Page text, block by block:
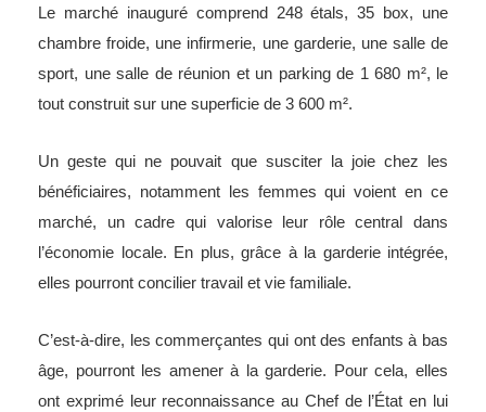
Le marché inauguré comprend 248 étals, 35 box, une
chambre froide, une infirmerie, une garderie, une salle de
sport, une salle de réunion et un parking de 1 680 m², le
tout construit sur une superficie de 3 600 m².
Un geste qui ne pouvait que susciter la joie chez les
bénéficiaires, notamment les femmes qui voient en ce
marché, un cadre qui valorise leur rôle central dans
l’économie locale. En plus, grâce à la garderie intégrée,
elles pourront concilier travail et vie familiale.
C’est-à-dire, les commerçantes qui ont des enfants à bas
âge, pourront les amener à la garderie. Pour cela, elles
ont exprimé leur reconnaissance au Chef de l’État en lui